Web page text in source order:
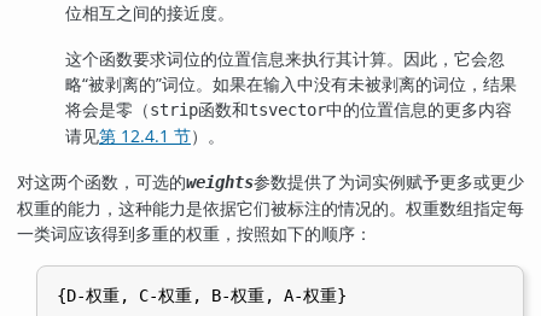
位相互之间的接近度。
这个函数要求词位的位置信息来执行其计算。因此，它会忽
略“被剥离的”词位。如果在输入中没有未被剥离的词位，结果
将会是零（strip函数和tsvector中的位置信息的更多内容
请见第 12.4.1 节）。
对这两个函数，可选的weights参数提供了为词实例赋予更多或更少
权重的能力，这种能力是依据它们被标注的情况的。权重数组指定每
一类词应该得到多重的权重，按照如下的顺序：